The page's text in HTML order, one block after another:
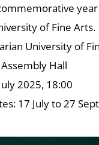
of Fine Arts.
University of
Hall
2025, 18:00
17 July to 27